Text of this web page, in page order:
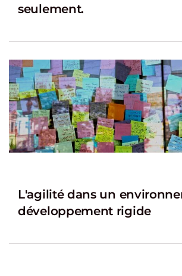
seulement.
L'agilité dans un
développement rigide